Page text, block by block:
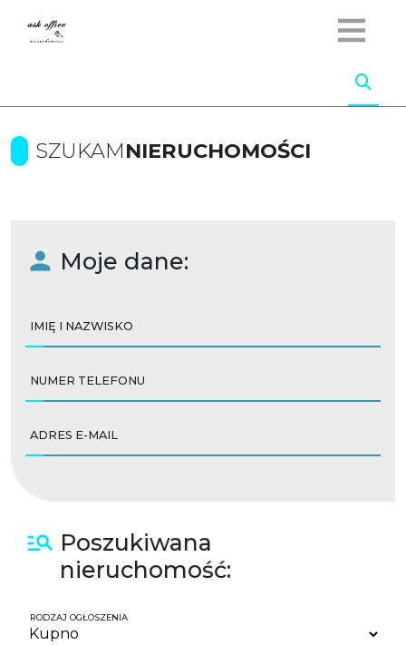
SZUKAMNIERUCHOMOŚCI
Moje dane:
IMIĘ I NAZWISKO
NUMER TELEFONU
ADRES E-MAIL
Poszukiwana
nieruchomość:
RODZAJ OGŁOSZENIA